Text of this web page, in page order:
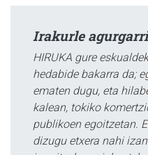
Irakurle
HIRUKA gure
hedabide bakarra da;
ematen dugu, eta
kalean, tokiko
publikoen egoitzetan.
dizugu etxera nahi